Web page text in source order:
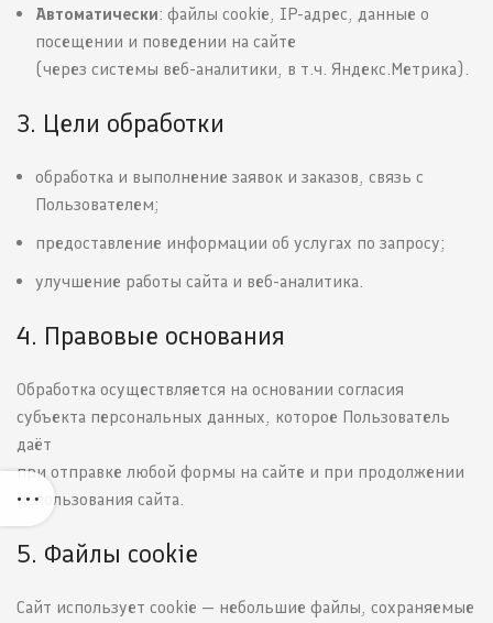
Автоматически: файлы cookie, IP-адрес, данные о
посещении и поведении на сайте
(через системы веб-аналитики, в т.ч. Яндекс.Метрика).
3. Цели обработки
обработка и выполнение заявок и заказов, связь с
Пользователем;
предоставление информации об услугах по запросу;
улучшение работы сайта и веб-аналитика.
4. Правовые основания
Обработка осуществляется на основании согласия
субъекта персональных данных, которое Пользователь
даёт
при отправке любой формы на сайте и при продолжении
использования сайта.
5. Файлы cookie
Сайт использует cookie — небольшие файлы, сохраняемые